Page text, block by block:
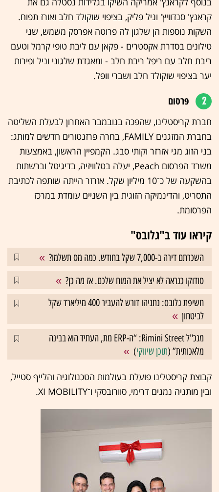
קראנץ' סנדוויץ' וניל פליק, בציפוי שוקולד חלב ואורז תפוח.
השקות נוספות הן שלגון לה פרוטה אפרסק משמש, שני
טילונים בסדרת אקסטרים - פקאן עם ליבת טופי קרמל וטעם
ריבת חלב עם ריפל ריבת חלב - ומאגדת שלגוני וניל ופירות
יער בציפוי שוקולד חלב ושברי וופל.
2 פרסום
חברת קריסטלינו, שהפכה בנובמבר האחרון לבעלת השליטה
בחברת המזגנים FAMILY, בחרה פרזנטורים חדשים למותג:
בני הזוג מגי אזרזר וקותי סבג. הקמפיין הראשון, באמצעות
משרד הפרסום Peach, יעלה בטלוויזיה, בדיגיטל וברשתות
בהשקעה של כ־10 מיליון שקל. אזרזר הייתה שותפה לכתיבת
התסריט, והדינמיקה הזוגית בין השניים עומדת במרכז
הפרסומת.
קיראו עוד ב"גלובס"
השכרתם דירה ב-7,000 שקל בחודש. כמה מס תשלמו?
סודוקו כנראה לא יציל את המוח שלכם. אז מה כן?
חשיפת גלובס: נתניהו דורש להעביר 400 מיליארד שקל
לביטחון
מנכ"ל Rimini Street: “ה-ERP מת, העתיד הוא בבינה
מלאכותית” (תוכן שיווקי)
קבוצת קריסטלינו פועלת בעולמות הטכנולוגיה והלייף סטייל,
ובין מותגיה נמנים דרימי, סוורובסקי ו־XI MOBILITY.